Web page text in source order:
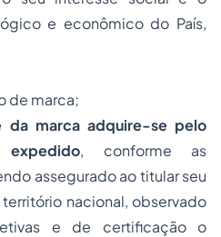
e econômico do País,
de marca;
da marca adquire-se pelo
, conforme as
assegurado ao titular seu
nacional, observado
e de certificação o